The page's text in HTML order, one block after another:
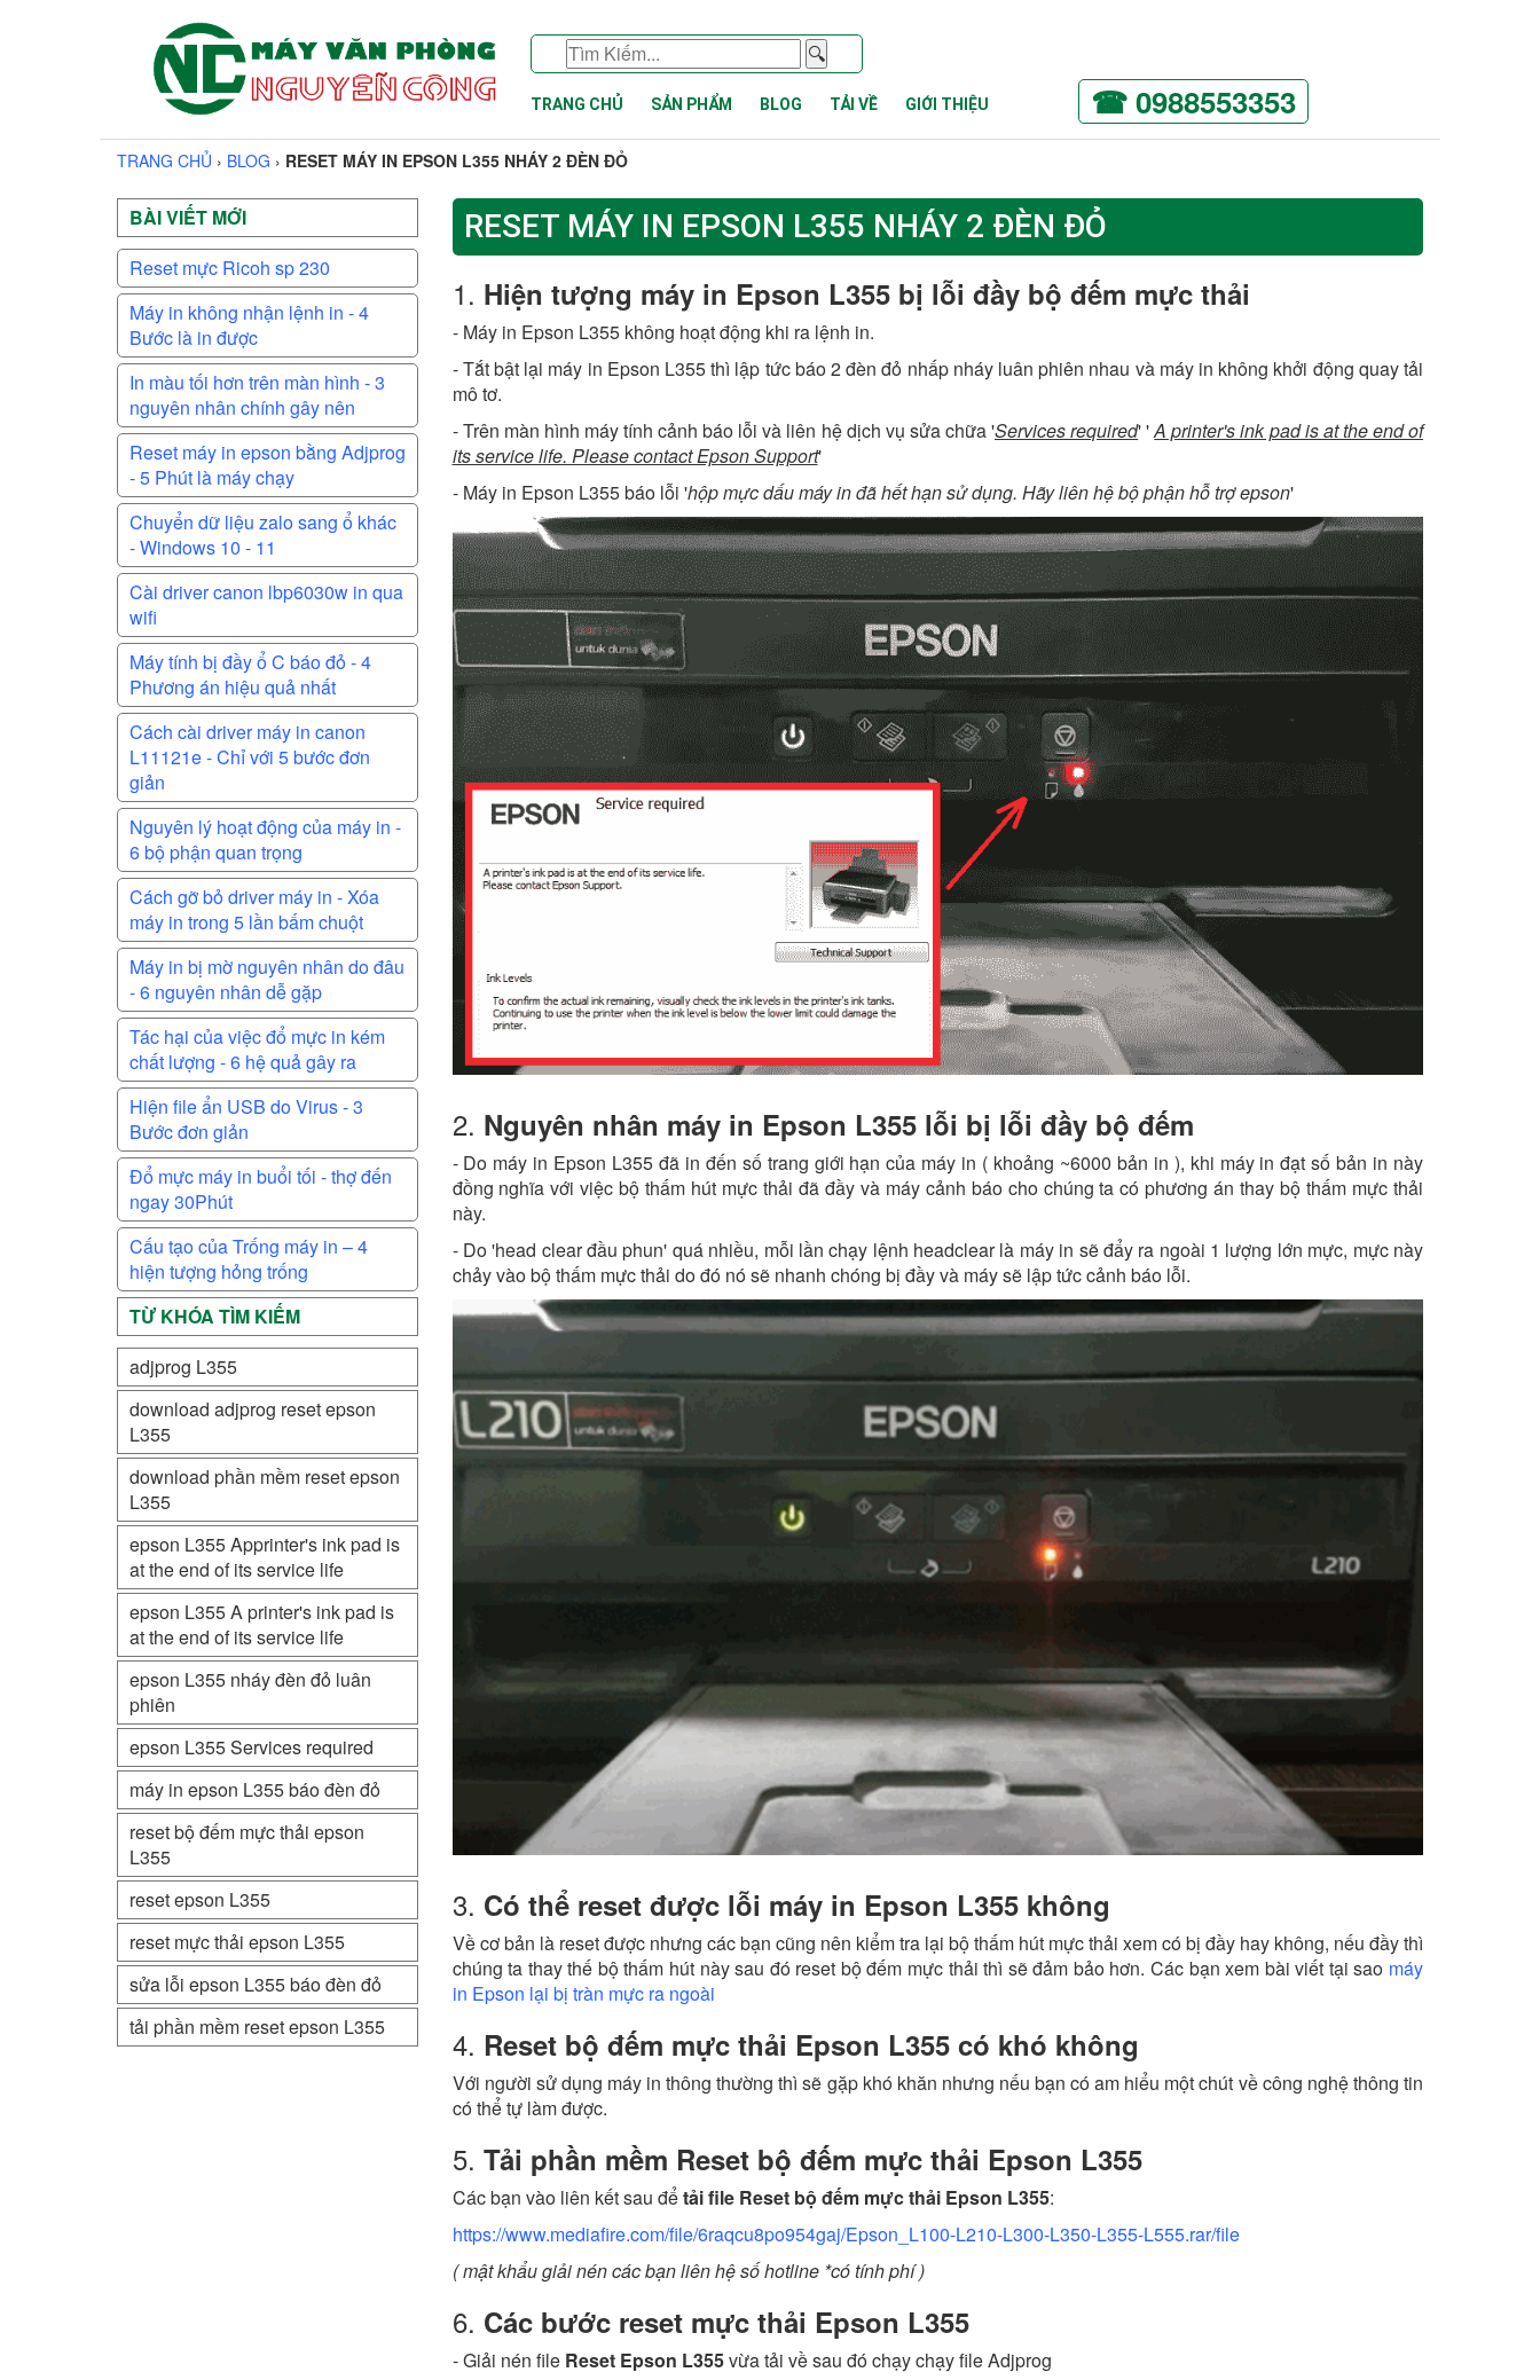
🔍
TRANG CHỦ SẢN PHẨM BLOG TẢI VỀ GIỚI THIỆU ☎ 0988553353
TRANG CHỦ › BLOG › RESET MÁY IN EPSON L355 NHÁY 2 ĐÈN ĐỎ
BÀI VIẾT MỚI
Reset mực Ricoh sp 230
Máy in không nhận lệnh in - 4
Bước là in được
In màu tối hơn trên màn hình - 3
nguyên nhân chính gây nên
Reset máy in epson bằng Adjprog
- 5 Phút là máy chạy
Chuyển dữ liệu zalo sang ổ khác
- Windows 10 - 11
Cài driver canon lbp6030w in qua
wifi
Máy tính bị đầy ổ C báo đỏ - 4
Phương án hiệu quả nhất
Cách cài driver máy in canon
L11121e - Chỉ với 5 bước đơn
giản
Nguyên lý hoạt động của máy in -
6 bộ phận quan trọng
Cách gỡ bỏ driver máy in - Xóa
máy in trong 5 lần bấm chuột
Máy in bị mờ nguyên nhân do đâu
- 6 nguyên nhân dễ gặp
Tác hại của việc đổ mực in kém
chất lượng - 6 hệ quả gây ra
Hiện file ẩn USB do Virus - 3
Bước đơn giản
Đổ mực máy in buổi tối - thợ đến
ngay 30Phút
Cấu tạo của Trống máy in – 4
hiện tượng hỏng trống
TỪ KHÓA TÌM KIẾM
adjprog L355
download adjprog reset epson
L355
download phần mềm reset epson
L355
epson L355 Apprinter's ink pad is
at the end of its service life
epson L355 A printer's ink pad is
at the end of its service life
epson L355 nháy đèn đỏ luân
phiên
epson L355 Services required
máy in epson L355 báo đèn đỏ
reset bộ đếm mực thải epson
L355
reset epson L355
reset mực thải epson L355
sửa lỗi epson L355 báo đèn đỏ
tải phần mềm reset epson L355
RESET MÁY IN EPSON L355 NHÁY 2 ĐÈN ĐỎ
1. Hiện tượng máy in Epson L355 bị lỗi đầy bộ đếm mực thải
- Máy in Epson L355 không hoạt động khi ra lệnh in.
- Tắt bật lại máy in Epson L355 thì lập tức báo 2 đèn đỏ nhấp nháy luân phiên nhau và máy in không khởi động quay tải
mô tơ.
- Trên màn hình máy tính cảnh báo lỗi và liên hệ dịch vụ sửa chữa 'Services required' 'A printer's ink pad is at the end of
its service life. Please contact Epson Support'
- Máy in Epson L355 báo lỗi 'hộp mực dấu máy in đã hết hạn sử dụng. Hãy liên hệ bộ phận hỗ trợ epson'
2. Nguyên nhân máy in Epson L355 lỗi bị lỗi đầy bộ đếm
- Do máy in Epson L355 đã in đến số trang giới hạn của máy in ( khoảng ~6000 bản in ), khi máy in đạt số bản in này
đồng nghĩa với việc bộ thấm hút mực thải đã đầy và máy cảnh báo cho chúng ta có phương án thay bộ thấm mực thải
này.
- Do 'head clear đầu phun' quá nhiều, mỗi lần chạy lệnh headclear là máy in sẽ đẩy ra ngoài 1 lượng lớn mực, mực này
chảy vào bộ thấm mực thải do đó nó sẽ nhanh chóng bị đầy và máy sẽ lập tức cảnh báo lỗi.
3. Có thể reset được lỗi máy in Epson L355 không
Về cơ bản là reset được nhưng các bạn cũng nên kiểm tra lại bộ thấm hút mực thải xem có bị đầy hay không, nếu đầy thì
chúng ta thay thế bộ thấm hút này sau đó reset bộ đếm mực thải thì sẽ đảm bảo hơn. Các bạn xem bài viết tại sao máy
in Epson lại bị tràn mực ra ngoài
4. Reset bộ đếm mực thải Epson L355 có khó không
Với người sử dụng máy in thông thường thì sẽ gặp khó khăn nhưng nếu bạn có am hiểu một chút về công nghệ thông tin
có thể tự làm được.
5. Tải phần mềm Reset bộ đếm mực thải Epson L355
Các bạn vào liên kết sau đểtải file Reset bộ đếm mực thải Epson L355:
https://www.mediafire.com/file/6raqcu8po954gaj/Epson_L100-L210-L300-L350-L355-L555.rar/file
( mật khẩu giải nén các bạn liên hệ số hotline *có tính phí )
6. Các bước reset mực thải Epson L355
- Giải nén file Reset Epson L355vừa tải về sau đó chạy chạy file Adjprog